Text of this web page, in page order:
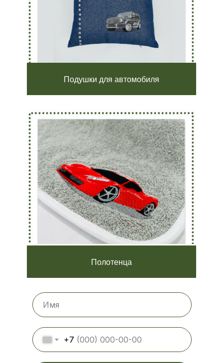
+7
Подушки для автомобиля
Полотенца